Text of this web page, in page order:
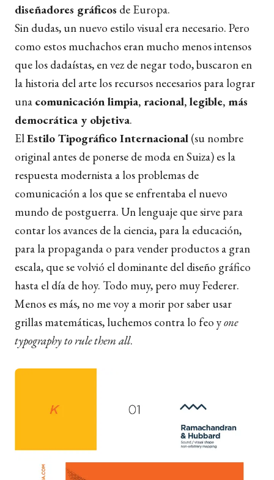
diseñadores gráficos de Europa.
Sin dudas, un nuevo estilo visual era necesario. Pero
como estos muchachos eran mucho menos intensos
que los dadaístas, en vez de negar todo, buscaron en
la historia del arte los recursos necesarios para lograr
una comunicación limpia, racional, legible, más
democrática y objetiva.
ElEstilo Tipográfico Internacional (su nombre
original antes de ponerse de moda en Suiza) es la
respuesta modernista a los problemas de
comunicación a los que se enfrentaba el nuevo
mundo de postguerra. Un lenguaje que sirve para
contar los avances de la ciencia, para la educación,
para la propaganda o para vender productos a gran
escala, que se volvió el dominante del diseño gráfico
hasta el día de hoy. Todo muy, pero muy Federer.
Menos es más, no me voy a morir por saber usar
grillas matemáticas, luchemos contra lo feo yone
typography to rule them all.